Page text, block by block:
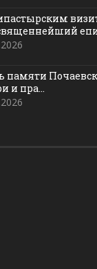
памяти
и пра...